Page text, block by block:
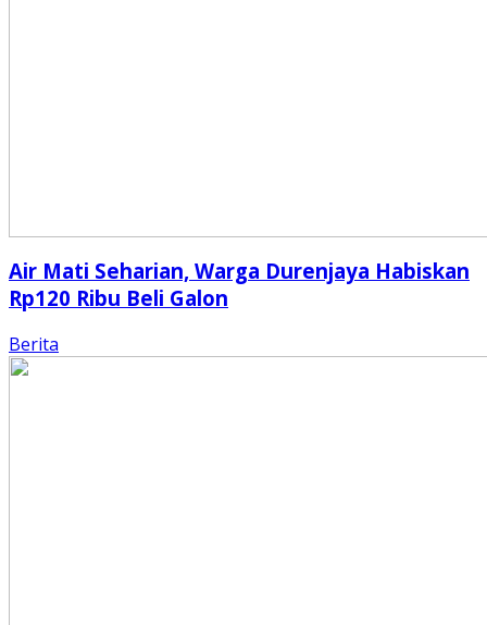
Air Mati Seharian, Warga Durenjaya Habiskan
Rp120 Ribu Beli Galon
Berita